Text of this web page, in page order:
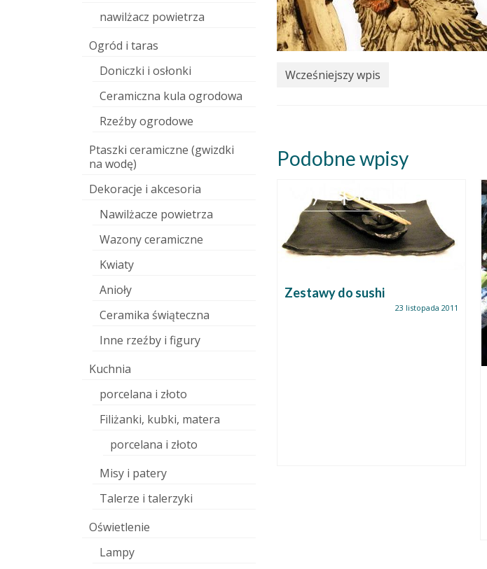
Wcześniejszy wpis
Podobne wpisy
DIY: Piec papierowy do wypału
ceramiki
9 maja 2011
Dziś opowiem o tym zrobić
własnoręcznie papierowy piec
plenerowy. Z doświadczenia
wiem, że największą
przeszkodą...
Zestawy do sushi
23 listopada 2011
nawilżacz powietrza
Ogród i taras
Doniczki i osłonki
Ceramiczna kula ogrodowa
Rzeźby ogrodowe
Ptaszki ceramiczne (gwizdki
na wodę)
Dekoracje i akcesoria
Nawilżacze powietrza
Wazony ceramiczne
Kwiaty
Anioły
Ceramika świąteczna
Inne rzeźby i figury
Kuchnia
porcelana i złoto
Filiżanki, kubki, matera
porcelana i złoto
Misy i patery
Talerze i talerzyki
Oświetlenie
Lampy